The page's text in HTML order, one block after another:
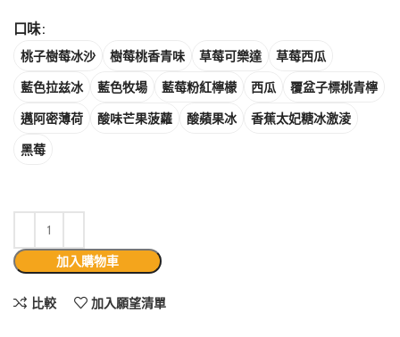
口味
桃子樹莓冰沙 樹莓桃香青味 草莓可樂達
草莓西瓜
藍色拉兹冰
藍色牧場 藍莓粉紅檸檬 西瓜
覆盆子標桃青檸
邁阿密薄荷
酸味芒果菠蘿 酸蘋果冰
香蕉太妃糖冰激淩
黑莓
加入購物車
比較 加入願望清單